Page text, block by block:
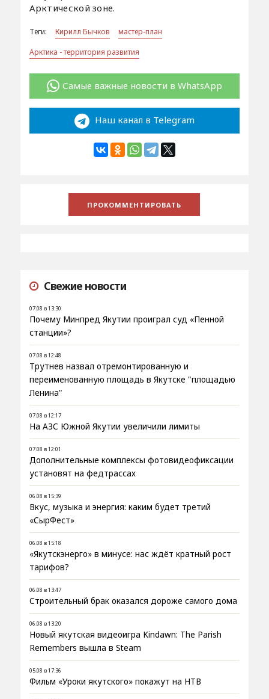
Арктической зоне.
Теги: Кирилл Бычков
мастер-план
Арктика - территория развития
Самые важные новости в WhatsApp
Наш канал в Telegram
Свежие новости
07.08 в 13:30
Почему Минпред Якутии проиграл суд «Пенной
станции»?
07.08 в 12:48
Трутнев назвал отремонтированную и
переименованную площадь в Якутске "площадью
Ленина"
07.08 в 12:17
На АЗС Южной Якутии увеличили лимиты
07.08 в 12:01
Дополнительные комплексы фотовидеофиксации
установят на федтрассах
06.08 в 15:39
Вкус, музыка и энергия: каким будет третий
«СырФест»
06.08 в 15:18
«Якутскэнерго» в минусе: нас ждёт кратный рост
тарифов?
06.08 в 13:47
Строительный брак оказался дороже самого дома
06.08 в 13:20
Новый якутская видеоигра Kindawn: The Parish
Remembers вышла в Steam
05.08 в 17:36
Фильм «Уроки якутского» покажут на НТВ